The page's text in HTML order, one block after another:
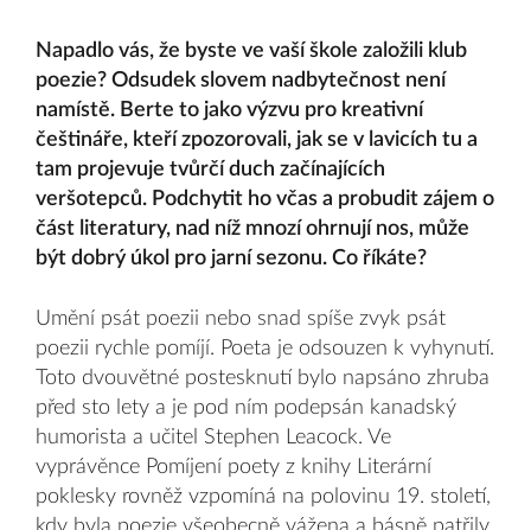
Napadlo vás, že byste ve vaší škole založili klub
poezie? Odsudek slovem nadbytečnost není
namístě. Berte to jako výzvu pro kreativní
češtináře, kteří zpozorovali, jak se v lavicích tu a
tam projevuje tvůrčí duch začínajících
veršotepců. Podchytit ho včas a probudit zájem o
část literatury, nad níž mnozí ohrnují nos, může
být dobrý úkol pro jarní sezonu. Co říkáte?
Umění psát poezii nebo snad spíše zvyk psát
poezii rychle pomíjí. Poeta je odsouzen k vyhynutí.
Toto dvouvětné postesknutí bylo napsáno zhruba
před sto lety a je pod ním podepsán kanadský
humorista a učitel Stephen Leacock. Ve
vyprávěnce Pomíjení poety z knihy Literární
poklesky rovněž vzpomíná na polovinu 19. století,